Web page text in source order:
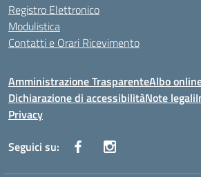
Registro Elettronico
Modulistica
Contatti e Orari Ricevimento
Amministrazione TrasparenteAlbo
Dichiarazione di accessibilitàNote legali
Privacy
Seguici su: